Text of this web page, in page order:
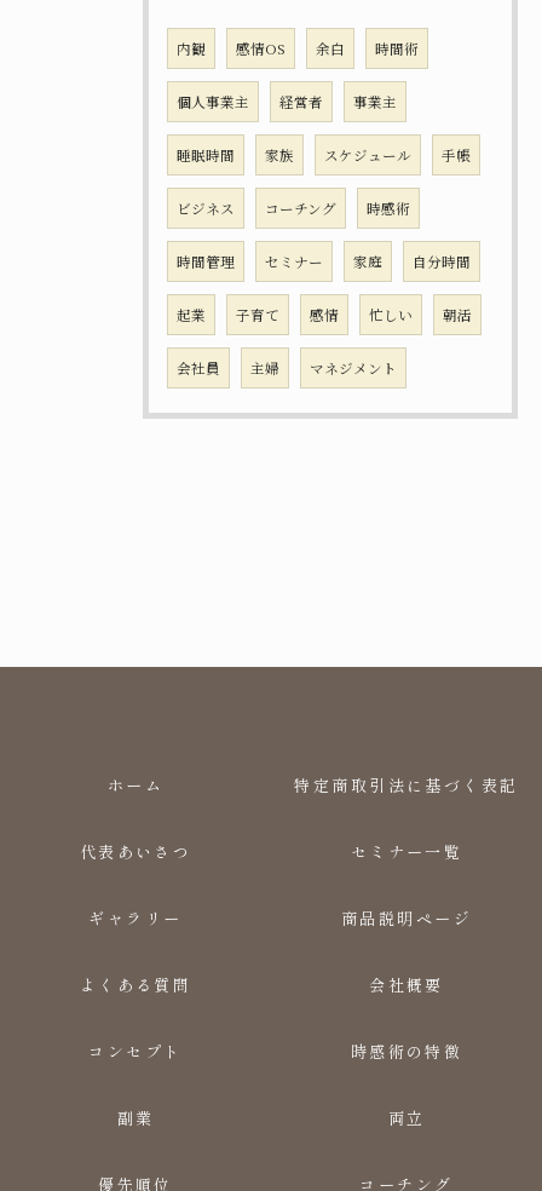
内観 感情OS 余白 時間術
個人事業主 経営者 事業主
睡眠時間 家族 スケジュール 手帳
ビジネス コーチング 時感術
時間管理 セミナー 家庭 自分時間
起業 子育て 感情 忙しい 朝活
会社員 主婦 マネジメント
ホーム 特定商取引法に基づく表記
代表あいさつ セミナー一覧
ギャラリー 商品説明ページ
よくある質問 会社概要
コンセプト 時感術の特徴
副業 両立
優先順位 コーチング